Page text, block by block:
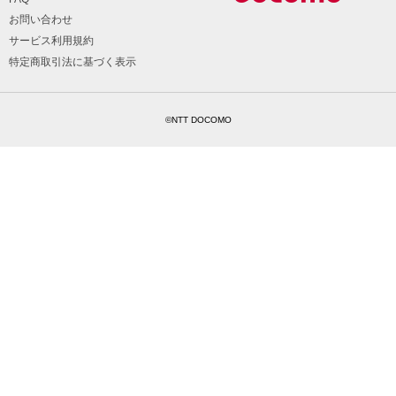
お問い合わせ
サービス利用規約
特定商取引法に基づく表示
©NTT DOCOMO